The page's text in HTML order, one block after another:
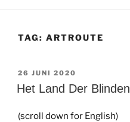
TAG: ARTROUTE
GEPLAATST
OP
26 JUNI 2020
Het Land Der Blinden
(scroll down for English)